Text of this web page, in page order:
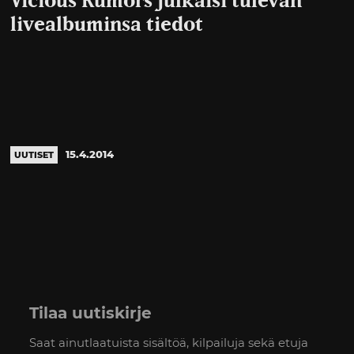
livealbuminsa tiedot
UUTISET 15.4.2014
Tilaa uutiskirje
Saat ainutlaatuista sisältöä, kilpailuja sekä etuja